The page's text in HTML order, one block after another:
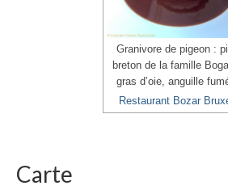
Granivore de pigeon :
breton de la famille
gras d’oie, anguille
Restaurant Bozar
Carte